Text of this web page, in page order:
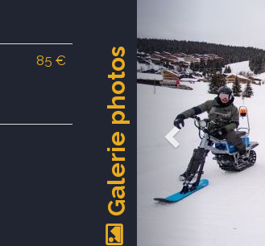
85 € Galerie photos